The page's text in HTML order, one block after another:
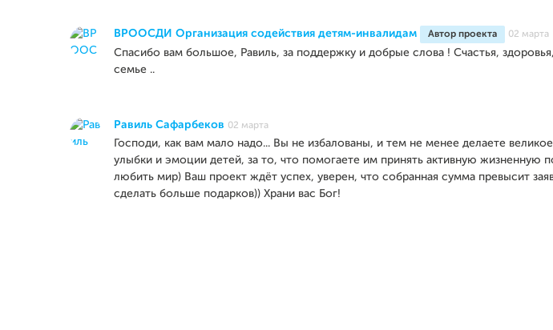
ВРООСДИ Организация содействия детям-инвалидам Автор проекта 02 марта
Спасибо вам большое, Равиль, за поддержку и добрые слова ! Счастья,
семье ..
Равиль Сафарбеков 02 марта
Господи, как вам мало надо... Вы не избалованы, и тем не менее делаете
улыбки и эмоции детей, за то, что помогаете им принять активную жизненную
любить мир) Ваш проект ждёт успех, уверен, что собранная сумма превысит
сделать больше подарков)) Храни вас Бог!